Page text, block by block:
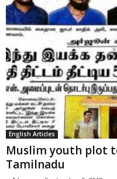
English Articles
Muslim youth plot
Tamilnadu